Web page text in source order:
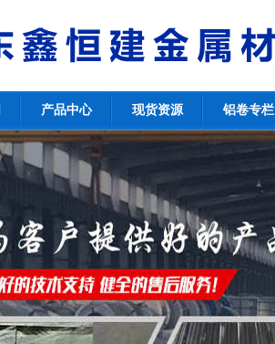
产品中心 现货资源 铝卷专栏